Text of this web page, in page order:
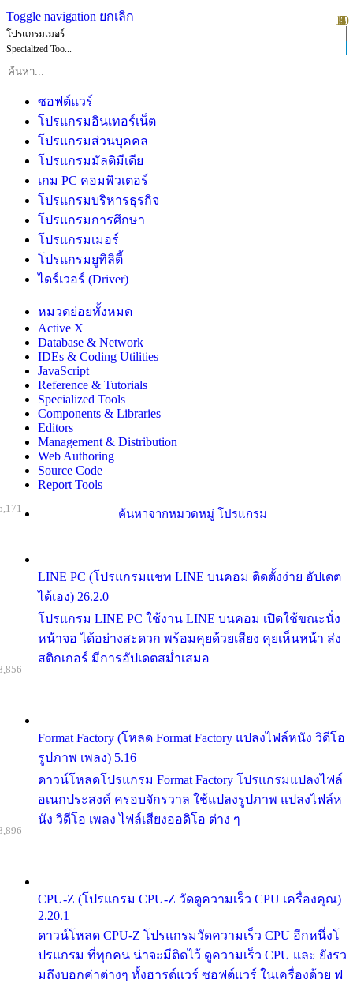
Toggle navigation ยกเลิก
โปรแกรมเมอร์
Specialized Too...
ซอฟต์แวร์
โปรแกรมอินเทอร์เน็ต
โปรแกรมส่วนบุคคล
โปรแกรมมัลติมีเดีย
เกม PC คอมพิวเตอร์
โปรแกรมบริหารธุรกิจ
โปรแกรมการศึกษา
โปรแกรมเมอร์
โปรแกรมยูทิลิตี้
ไดร์เวอร์ (Driver)
หมวดย่อยทั้งหมด
Active X
Database & Network
IDEs & Coding Utilities
JavaScript
Reference & Tutorials
Specialized Tools
Components & Libraries
Editors
Management & Distribution
Web Authoring
Source Code
Report Tools
ค้นหาจากหมวดหมู่ โปรแกรม
LINE PC (โปรแกรมแชท LINE บนคอม ติดตั้งง่าย อัปเดต
ได้เอง) 26.2.0
โปรแกรม LINE PC ใช้งาน LINE บนคอม เปิดใช้ขณะนั่ง
หน้าจอ ได้อย่างสะดวก พร้อมคุยด้วยเสียง คุยเห็นหน้า ส่ง
สติกเกอร์ มีการอัปเดตสม่ำเสมอ
Format Factory (โหลด Format Factory แปลงไฟล์หนัง วิดีโอ
รูปภาพ เพลง) 5.16
ดาวน์โหลดโปรแกรม Format Factory โปรแกรมแปลงไฟล์
อเนกประสงค์ ครอบจักรวาล ใช้แปลงรูปภาพ แปลงไฟล์ห
นัง วิดีโอ เพลง ไฟล์เสียงออดิโอ ต่าง ๆ
CPU-Z (โปรแกรม CPU-Z วัดดูความเร็ว CPU เครื่องคุณ)
2.20.1
ดาวน์โหลด CPU-Z โปรแกรมวัดความเร็ว CPU อีกหนึ่งโ
ปรแกรม ที่ทุกคน น่าจะมีติดไว้ ดูความเร็ว CPU และ ยังรว
มถึงบอกค่าต่างๆ ทั้งฮารด์แวร์ ซอฟต์แวร์ ในเครื่องด้วย ฟ
1
2
3
4
5
6
7
8
9
10